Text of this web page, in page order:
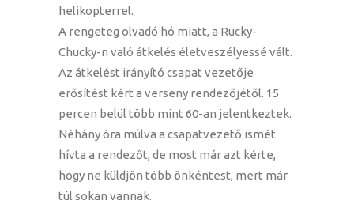
helikopterrel.
A rengeteg olvadó hó miatt, a Rucky-
Chucky-n való átkelés életveszélyessé vált.
Az átkelést irányító csapat vezetője
erősítést kért a verseny rendezőjétől. 15
percen belül több mint 60-an jelentkeztek.
Néhány óra múlva a csapatvezető ismét
hívta a rendezőt, de most már azt kérte,
hogy ne küldjön több önkéntest, mert már
túl sokan vannak.